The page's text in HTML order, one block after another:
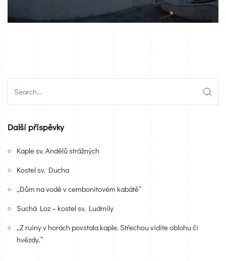
Další příspěvky
Kaple sv. Andělů strážných
Kostel sv. Ducha
„Dům na vodě v cembonitovém kabátě“
Suchá Loz – kostel sv. Ludmily
„Z ruiny v horách povstala kaple. Střechou vidíte oblohu či
hvězdy.“